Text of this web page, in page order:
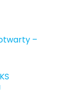
–